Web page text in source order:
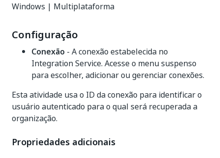
Windows | Multiplataforma
Configuração
Conexão - A conexão estabelecida no
Integration Service. Acesse o menu suspenso
para escolher, adicionar ou gerenciar conexões.
Esta atividade usa o ID da conexão para identificar o
usuário autenticado para o qual será recuperada a
organização.
Propriedades adicionais